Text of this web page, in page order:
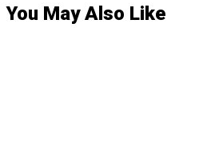
You May Also Like